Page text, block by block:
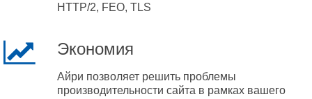
HTTP/2, FEO, TLS
Экономия
Айри позволяет решить проблемы
производительности сайта в рамках вашего